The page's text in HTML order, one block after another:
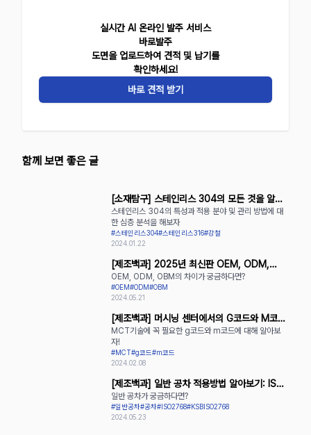
실시간 AI 온라인 발주 서비스
바로발주
도면을 업로드하여 견적 및 납기를
확인하세요!
바로 견적 받기
함께 보면 좋은 글
[소재탐구] 스테인리스 304의 모든 것을 알아
보자
스테인리스 304의 특성과 적용 분야 및 관리 방법에 대
한 심층 분석을 해보자
#스테인리스304#스테인리스316#강철
2024.01.22
[제조백과] 2025년 최신판 OEM, ODM,
OBM의 장단점 완벽 정리
OEM, ODM, OBM의 차이가 궁금하다면?
#OEM#ODM#OBM
2024.05.21
[제조백과] 머시닝 센터에서의 G코드와 M코드
활용
MCT기술에 꼭 필요한 g코드와 m코드에 대해 알아보
자!
#MCT#g코드#m코드
2024.02.08
[제조백과] 일반 공차 적용방법 알아보기: ISO
2768과 KS B ISO 2768
일반 공차가 궁금하다면?
#일반공차#공차#ISO2768#KSBISO2768
2024.05.23